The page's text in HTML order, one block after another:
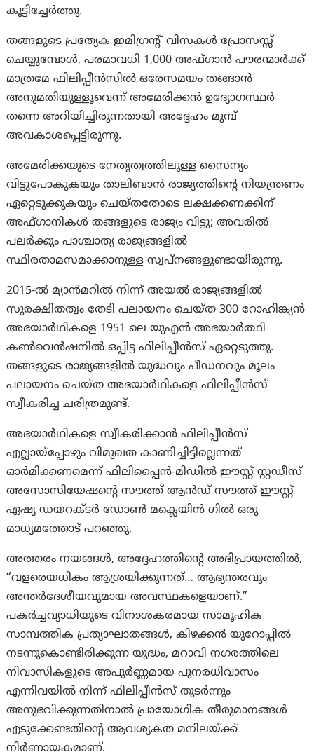
കൂട്ടിച്ചേർത്തു.
തങ്ങളുടെ പ്രത്യേക ഇമിഗ്രന്റ് വിസകൾ പ്രോസസ്സ്
ചെയ്യുമ്പോൾ, പരമാവധി 1,000 അഫ്ഗാൻ പൗരന്മാർക്ക്
മാത്രമേ ഫിലിപ്പീൻസിൽ ഒരേസമയം തങ്ങാൻ
അനുമതിയുള്ളൂവെന്ന് അമേരിക്കൻ ഉദ്യോഗസ്ഥർ
തന്നെ അറിയിച്ചിരുന്നതായി അദ്ദേഹം മുമ്പ്
അവകാശപ്പെട്ടിരുന്നു.
അമേരിക്കയുടെ നേതൃത്വത്തിലുള്ള സൈന്യം
വിട്ടുപോകുകയും താലിബാൻ രാജ്യത്തിന്റെ നിയന്ത്രണം
ഏറ്റെടുക്കുകയും ചെയ്തതോടെ ലക്ഷക്കണക്കിന്
അഫ്ഗാനികൾ തങ്ങളുടെ രാജ്യം വിട്ടു; അവരിൽ
പലർക്കും പാശ്ചാത്യ രാജ്യങ്ങളിൽ
സ്ഥിരതാമസമാക്കാനുള്ള സ്വപ്നങ്ങളുണ്ടായിരുന്നു.
2015-ൽ മ്യാൻമറിൽ നിന്ന് അയൽ രാജ്യങ്ങളിൽ
സുരക്ഷിതത്വം തേടി പലായനം ചെയ്ത 300 റോഹിങ്ക്യൻ
അഭയാർഥികളെ 1951 ലെ യുഎൻ അഭയാർത്ഥി
കൺവെൻഷനിൽ ഒപ്പിട്ട ഫിലിപ്പീൻസ് ഏറ്റെടുത്തു.
തങ്ങളുടെ രാജ്യങ്ങളിൽ യുദ്ധവും പീഡനവും മൂലം
പലായനം ചെയ്ത അഭയാർഥികളെ ഫിലിപ്പീൻസ്
സ്വീകരിച്ച ചരിത്രമുണ്ട്.
അഭയാർഥികളെ സ്വീകരിക്കാൻ ഫിലിപ്പീൻസ്
എല്ലായ്‌പ്പോഴും വിമുഖത കാണിച്ചിട്ടില്ലെന്നത്
ഓർമിക്കണമെന്ന് ഫിലിപ്പൈൻ-മിഡിൽ ഈസ്റ്റ് സ്റ്റഡീസ്
അസോസിയേഷന്റെ സൗത്ത് ആൻഡ് സൗത്ത് ഈസ്റ്റ്
ഏഷ്യ ഡയറക്ടർ ഡോൺ മക്ലെയിൻ ഗിൽ ഒരു
മാധ്യമത്തോട് പറഞ്ഞു.
അത്തരം നയങ്ങൾ, അദ്ദേഹത്തിന്റെ അഭിപ്രായത്തിൽ,
“വളരെയധികം ആശ്രയിക്കുന്നത്… ആഭ്യന്തരവും
അന്തർദേശീയവുമായ അവസ്ഥകളെയാണ്.”
പകർച്ചവ്യാധിയുടെ വിനാശകരമായ സാമൂഹിക
സാമ്പത്തിക പ്രത്യാഘാതങ്ങൾ, കിഴക്കൻ യൂറോപ്പിൽ
നടന്നുകൊണ്ടിരിക്കുന്ന യുദ്ധം, മറാവി നഗരത്തിലെ
നിവാസികളുടെ അപൂർണ്ണമായ പുനരധിവാസം
എന്നിവയിൽ നിന്ന് ഫിലിപ്പീൻസ് തുടർന്നും
അനുഭവിക്കുന്നതിനാൽ പ്രായോഗിക തീരുമാനങ്ങൾ
എടുക്കേണ്ടതിന്റെ ആവശ്യകത മനിലയ്ക്ക്
നിർണായകമാണ്.